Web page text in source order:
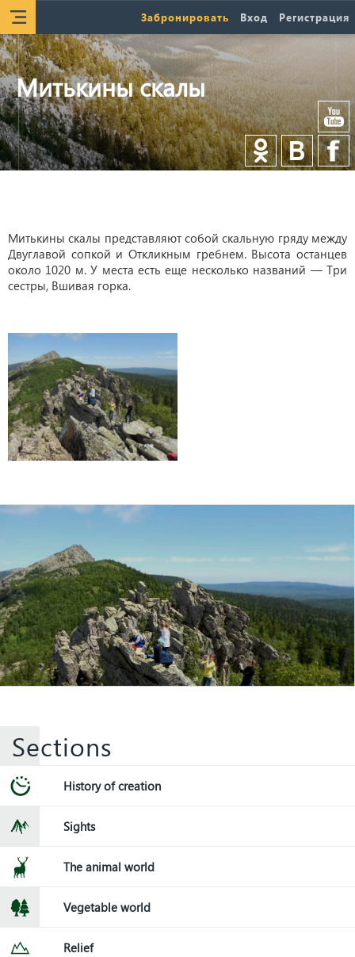
Забронировать Вход Регистрация
Митькины скалы
Митькины скалы представляют собой скальную гряду между
Двуглавой сопкой и Откликным гребнем. Высота останцев
около 1020 м. У места есть еще несколько названий — Три
сестры, Вшивая горка.
Sections
History of creation
Sights
The animal world
Vegetable world
Relief